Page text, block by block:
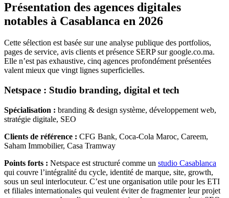
Présentation des agences digitales
notables à Casablanca en 2026
Cette sélection est basée sur une analyse publique des portfolios,
pages de service, avis clients et présence SERP sur google.co.ma.
Elle n’est pas exhaustive, cinq agences profondément présentées
valent mieux que vingt lignes superficielles.
Netspace : Studio branding, digital et tech
Spécialisation : branding & design système, développement web,
stratégie digitale, SEO
Clients de référence : CFG Bank, Coca-Cola Maroc, Careem,
Saham Immobilier, Casa Tramway
Points forts : Netspace est structuré comme un studio Casablanca
qui couvre l’intégralité du cycle, identité de marque, site, growth,
sous un seul interlocuteur. C’est une organisation utile pour les ETI
et filiales internationales qui veulent éviter de fragmenter leur projet